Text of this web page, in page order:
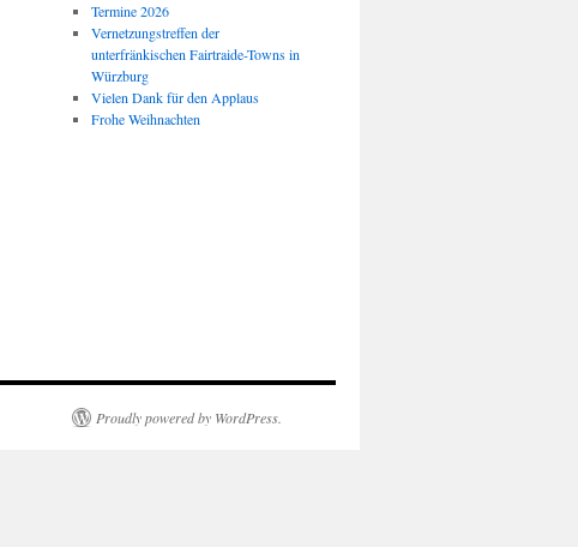
Termine 2026
Vernetzungstreffen der
unterfränkischen Fairtraide-Towns in
Würzburg
Vielen Dank für den Applaus
Frohe Weihnachten
Proudly powered by WordPress.